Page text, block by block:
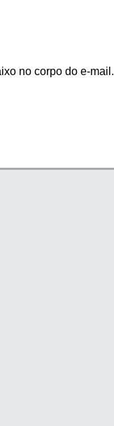
no corpo do e-mail.